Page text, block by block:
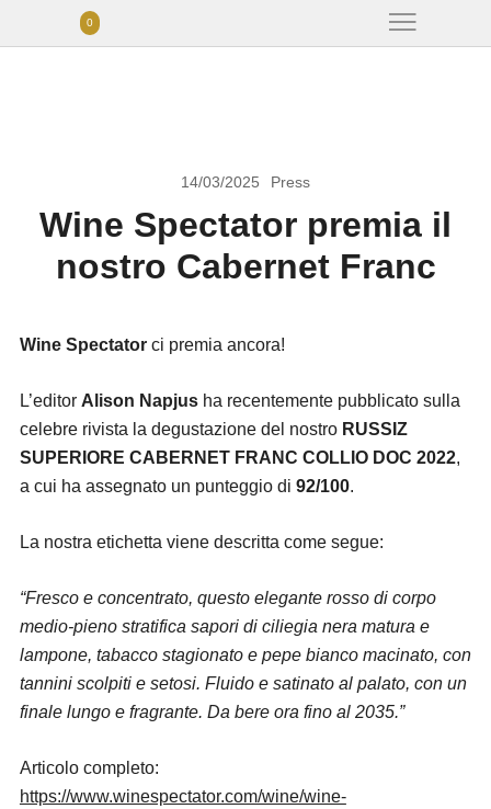
0
14/03/2025 Press
Wine Spectator premia il
nostro Cabernet Franc
Wine Spectatorci premia ancora!
L’editor Alison Napjusha recentemente pubblicato sulla
celebre rivista la degustazione del nostro RUSSIZ
SUPERIORE CABERNET FRANC COLLIO DOC 2022,
a cui ha assegnato un punteggio di 92/100.
La nostra etichetta viene descritta come segue:
“Fresco e concentrato, questo elegante rosso di corpo
medio-pieno stratifica sapori di ciliegia nera matura e
lampone, tabacco stagionato e pepe bianco macinato, con
tannini scolpiti e setosi. Fluido e satinato al palato, con un
finale lungo e fragrante. Da bere ora fino al 2035.”
Articolo completo:
https://www.winespectator.com/wine/wine-